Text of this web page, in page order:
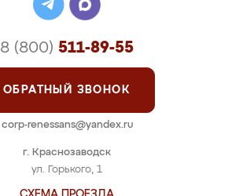
г. Краснозаводск
ул. Горького, 1
8 (800) 511-89-55
ОБРАТНЫЙ ЗВОНОК
corp-renessans@yandex.ru